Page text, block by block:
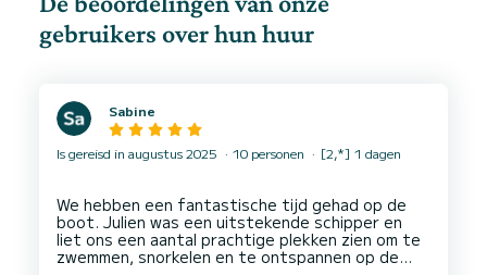
gebruikers over hun huur
Sabine
Is gereisd in augustus 2025 10 personen [2,*] 1 dagen
We hebben een fantastische tijd gehad op de
boot. Julien was een uitstekende schipper en
liet ons een aantal prachtige plekken zien om te
zwemmen, snorkelen en te ontspannen op de